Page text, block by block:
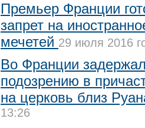
Премьер Франции
запрет на
мечетей 29 июля 2016
Во Франции
подозрению в
на церковь близ
13:26